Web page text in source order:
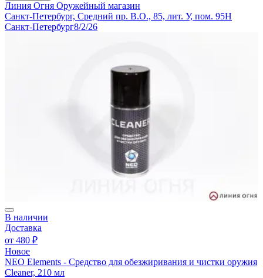
Линия Огня Оружейный магазин
Санкт-Петербург, Средний пр. В.О., 85, лит. У, пом. 95Н
Санкт-Петербург8/2/26
В наличии
Доставка
от 480 ₽
Новое
NEO Elements - Средство для обезжиривания и чистки оружия
Cleaner, 210 мл